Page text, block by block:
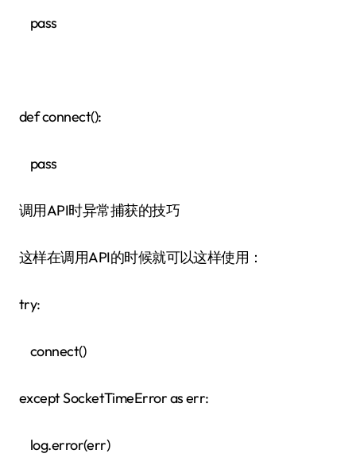
pass
def connect():
pass
调用API时异常捕获的技巧
这样在调用API的时候就可以这样使用：
try:
connect()
except SocketTimeError as err:
log.error(err)